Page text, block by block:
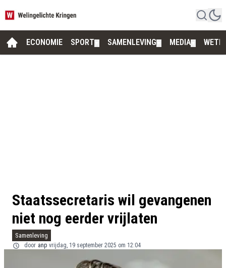
ECONOMIE SPORT SAMENLEVING MEDIA
Staatssecretaris wil gevangenen
niet nog eerder vrijlaten
Samenleving
door anp vrijdag, 19 september 2025 om 12:04